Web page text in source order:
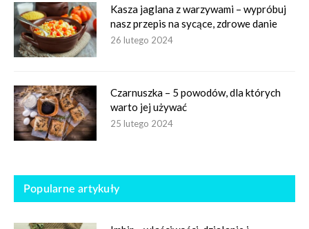
Kasza jaglana z warzywami – wypróbuj
nasz przepis na sycące, zdrowe danie
26 lutego 2024
Czarnuszka – 5 powodów, dla których
warto jej używać
25 lutego 2024
Popularne artykuły